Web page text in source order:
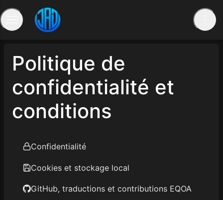
Politique de
confidentialité et
conditions
Confidentialité
Cookies et stockage local
GitHub, traductions et contributions EQOA